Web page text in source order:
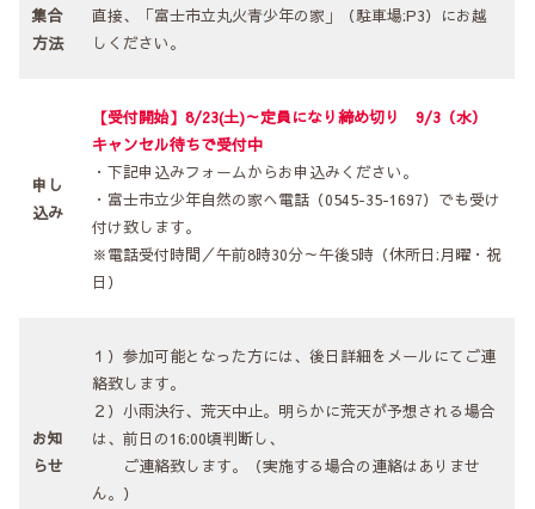
集合
方法
直接、「富士市立丸火青少年の家」（駐車場:P3）にお越
しください。
申し
込み
【受付開始】8/23(土)～定員になり締め切り 9/3（水）
キャンセル待ちで受付中
・下記申込みフォームからお申込みください。
・富士市立少年自然の家へ電話（0545-35-1697）でも受け
付け致します。
※電話受付時間／午前8時30分～午後5時（休所日:月曜・祝
日）
お知
らせ
１）参加可能となった方には、後日詳細をメールにてご連
絡致します。
２）小雨決行、荒天中止。明らかに荒天が予想される場合
は、前日の16:00頃判断し、
ご連絡致します。（実施する場合の連絡はありませ
ん。）